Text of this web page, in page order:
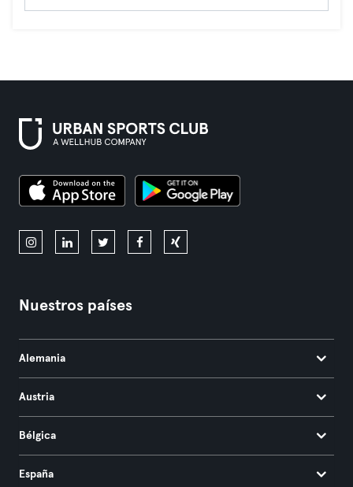
Nuestros países
Alemania
Austria
Bélgica
España